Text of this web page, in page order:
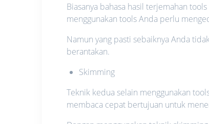
Biasanya bahasa hasil terjemahan
menggunakan tools Anda perlu
Namun yang pasti sebaiknya Anda
berantakan.
Skimming
Teknik kedua selain menggunakan
membaca cepat bertujuan untuk